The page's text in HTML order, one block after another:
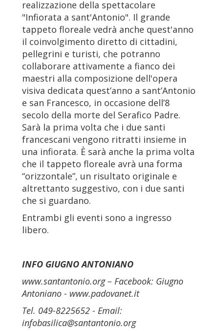
realizzazione della spettacolare
"Infiorata a sant'Antonio". Il grande
tappeto floreale vedrà anche quest'anno
il coinvolgimento diretto di cittadini,
pellegrini e turisti, che potranno
collaborare attivamente a fianco dei
maestri alla composizione dell'opera
visiva dedicata quest’anno a sant’Antonio
e san Francesco, in occasione dell’8
secolo della morte del Serafico Padre.
Sarà la prima volta che i due santi
francescani vengono ritratti insieme in
una infiorata. È sarà anche la prima volta
che il tappeto floreale avrà una forma
“orizzontale”, un risultato originale e
altrettanto suggestivo, con i due santi
che si guardano.
Entrambi gli eventi sono a ingresso
libero.
INFO GIUGNO ANTONIANO
www.santantonio.org – Facebook: Giugno
Antoniano - www.padovanet.it
Tel. 049-8225652 - Email:
infobasilica@santantonio.org